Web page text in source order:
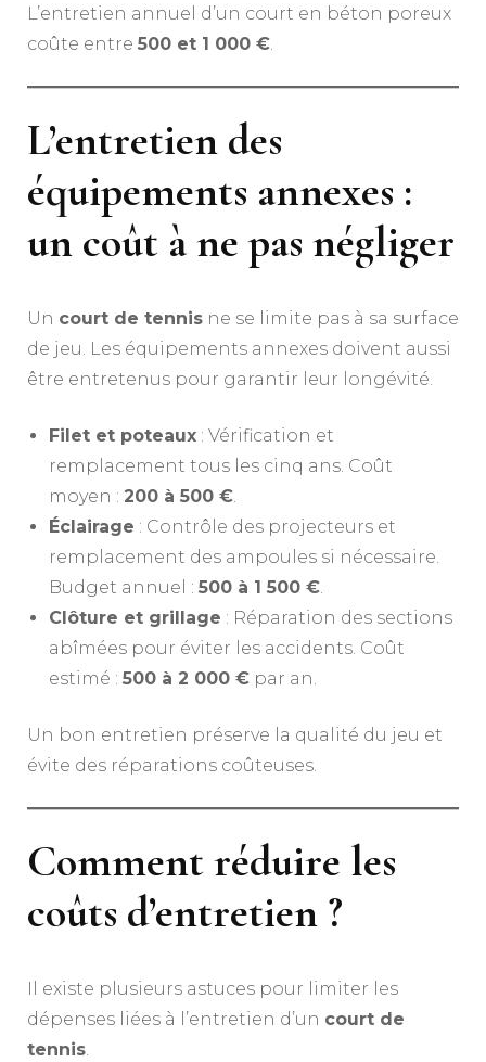
L’entretien annuel d’un court en béton poreux
coûte entre 500 et 1 000 €.
L’entretien des
équipements annexes :
un coût à ne pas négliger
Un court de tennis ne se limite pas à sa surface
de jeu. Les équipements annexes doivent aussi
être entretenus pour garantir leur longévité.
Filet et poteaux : Vérification et
remplacement tous les cinq ans. Coût
moyen : 200 à 500 €.
Éclairage : Contrôle des projecteurs et
remplacement des ampoules si nécessaire.
Budget annuel : 500 à 1 500 €.
Clôture et grillage : Réparation des sections
abîmées pour éviter les accidents. Coût
estimé : 500 à 2 000 € par an.
Un bon entretien préserve la qualité du jeu et
évite des réparations coûteuses.
Comment réduire les
coûts d’entretien ?
Il existe plusieurs astuces pour limiter les
dépenses liées à l’entretien d’un court de
tennis.